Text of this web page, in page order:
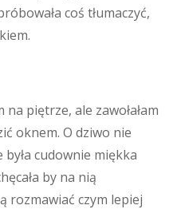
coś tłumaczyć,
na piętrze, ale zawołałam
oknem. O dziwo nie
cudownie miękka
by na nią
rozmawiać czym lepiej